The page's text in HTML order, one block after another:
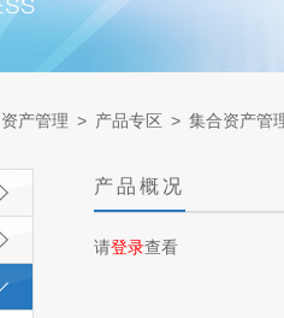
资产管理 > 产品专区 > 集合资产管
产品概况
请登录查看